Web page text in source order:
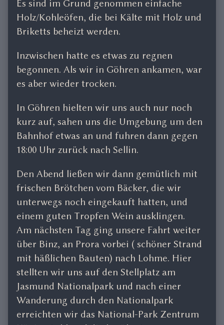
Es sind im Grund genommen einfache
Holz/Kohleöfen, die bei Kälte mit Holz und
Briketts beheizt werden.
Inzwischen hatte es etwas zu regnen
begonnen. Als wir in Göhren ankamen, war
es aber wieder trocken.
In Göhren hielten wir uns auch nur noch
kurz auf, sahen uns die Umgebung um den
Bahnhof etwas an und fuhren dann gegen
18:00 Uhr zurück nach Sellin.
Den Abend ließen wir dann gemütlich mit
frischen Brötchen vom Bäcker, die wir
unterwegs noch eingekauft hatten, und
einem guten Tropfen Wein ausklingen.
Am nächsten Tag ging unsere Fahrt weiter
über Binz, an Prora vorbei ( schöner Strand
mit häßlichen Bauten) nach Lohme. Hier
stellten wir uns auf den Stellplatz am
Jasmund Nationalpark und nach einer
Wanderung durch den Nationalpark
erreichten wir das National-Park Zentrum